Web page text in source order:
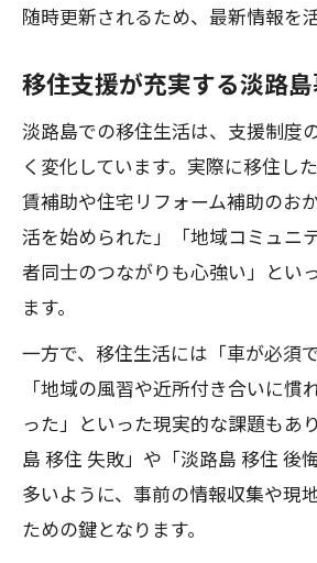
随時更新されるため、最新情報を
移住支援が充実する淡路
淡路島での移住生活は、支援制度
く変化しています。実際に移住し
賃補助や住宅リフォーム補助のお
活を始められた」「地域コミュニ
者同士のつながりも心強い」とい
ます。
一方で、移住生活には「車が必須
「地域の風習や近所付き合いに慣
った」といった現実的な課題もあ
島 移住 失敗」や「淡路島 移住 後
多いように、事前の情報収集や現
ための鍵となります。